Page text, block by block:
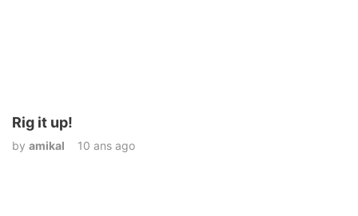
Rig it up!
by amikal 10 ans ago